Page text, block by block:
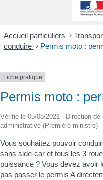
Accueil particuliers >
conduire > Permis moto :
Fiche pratique
Permis moto :
Vérifié le 05/08/2021 - Direction
administrative (Première ministre)
Vous souhaitez pouvoir
sans side-car et tous les 3
puissance ? Vous devez avoir
pas passer le permis A